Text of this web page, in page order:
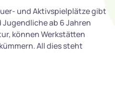
und Aktivspielplätze gibt
ab 6 Jahren
können Werkstätten
All dies steht